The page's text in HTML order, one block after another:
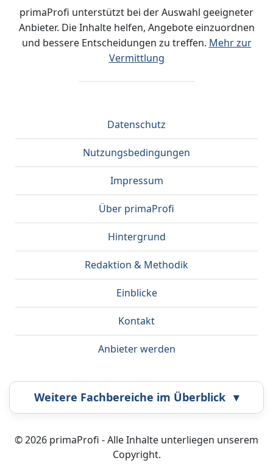
primaProfi unterstützt bei der Auswahl geeigneter
Anbieter. Die Inhalte helfen, Angebote einzuordnen
und bessere Entscheidungen zu treffen. Mehr zur
Vermittlung
Datenschutz
Nutzungsbedingungen
Impressum
Über primaProfi
Hintergrund
Redaktion & Methodik
Einblicke
Kontakt
Anbieter werden
Weitere Fachbereiche im Überblick ▾
Airbrush Bestatter
© 2026 primaProfi - Alle Inhalte unterliegen unserem
Copyright.